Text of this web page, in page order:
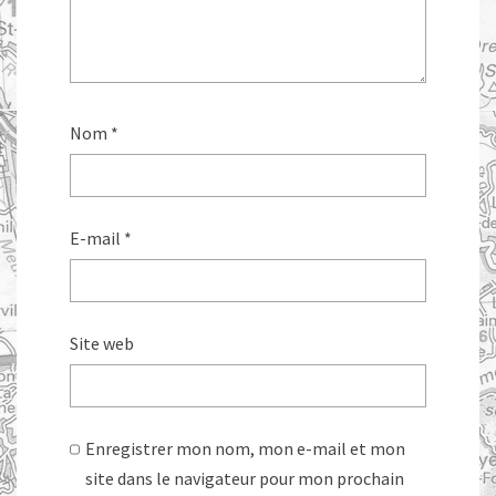
Nom *
E-mail *
Site web
Enregistrer mon nom, mon e-mail et mon
site dans le navigateur pour mon prochain